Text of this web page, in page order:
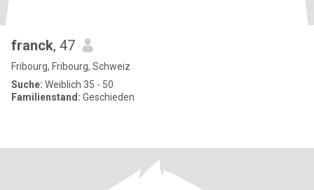
franck, 47
Fribourg, Fribourg, Schweiz
Suche: Weiblich 35 - 50
Familienstand: Geschieden